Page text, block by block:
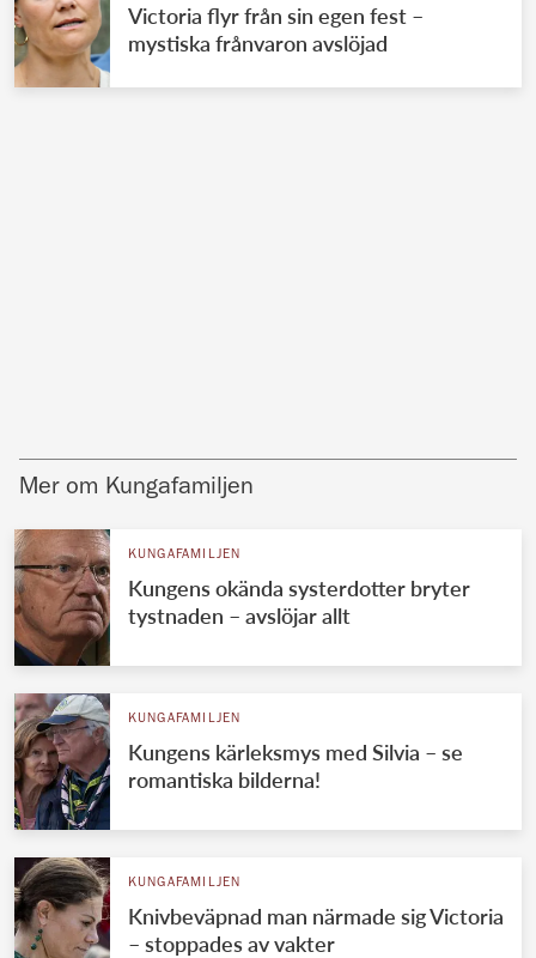
Victoria flyr från sin egen fest –
mystiska frånvaron avslöjad
Mer om Kungafamiljen
KUNGAFAMILJEN
Kungens okända systerdotter bryter
tystnaden – avslöjar allt
KUNGAFAMILJEN
Kungens kärleksmys med Silvia – se
romantiska bilderna!
KUNGAFAMILJEN
Knivbeväpnad man närmade sig Victoria
– stoppades av vakter